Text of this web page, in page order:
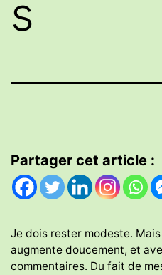
s
Partager cet article :
Je dois rester modeste.
augmente doucement, et
commentaires. Du fait de